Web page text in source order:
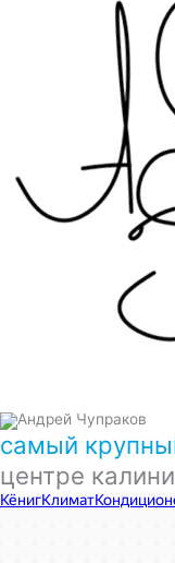
самый
центре
КёнигКлимат
Кондиционеры в